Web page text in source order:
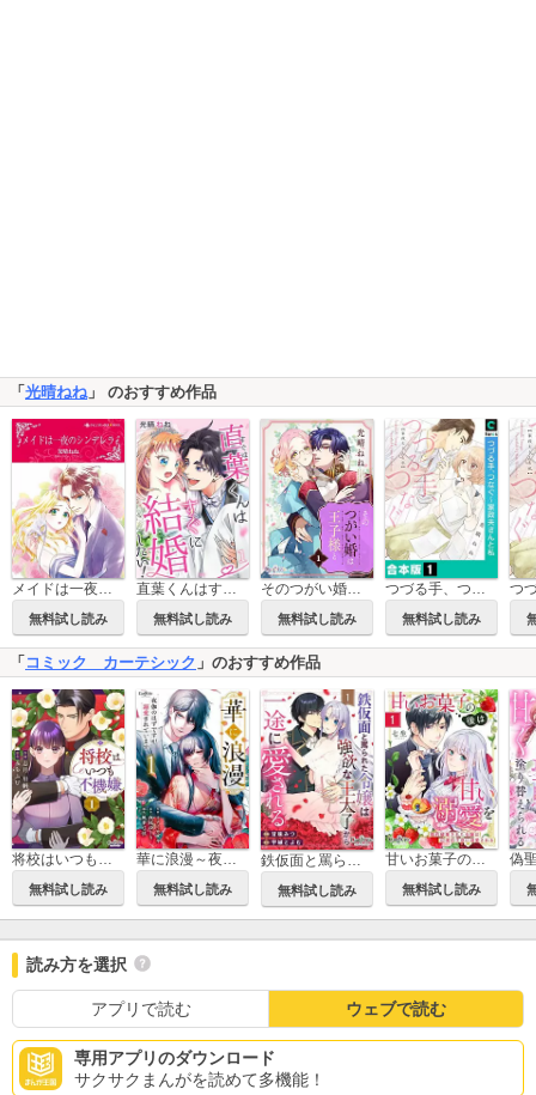
「 光晴ねね」 のおすすめ作品
メイドは一夜のシンデレラ
無料試し読み
直葉くんはすぐに結婚したい！
無料試し読み
そのつがい婚は王子様と【合冊版】
無料試し読み
つづる手、つなぐ～家政夫さんと私【合本版】
無料試し読み
「 コミック カーテシック 」のおすすめ作品
将校はいつも不機嫌
無料試し読み
華に浪漫～夜伽のはずですが溺愛されています～
無料試し読み
鉄仮面と罵られた令嬢は強欲な王太子から一途に愛される
無料試し読み
甘いお菓子の後は甘い溺愛を～婚約破棄された令嬢は辺境伯子息に溺愛される～
無料試し読み
読み方を選択
アプリで読む ウェブで読む
専用アプリのダウンロード
サクサクまんがを読めて多機能！